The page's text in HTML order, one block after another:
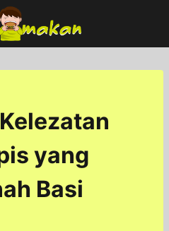
yang
Basi